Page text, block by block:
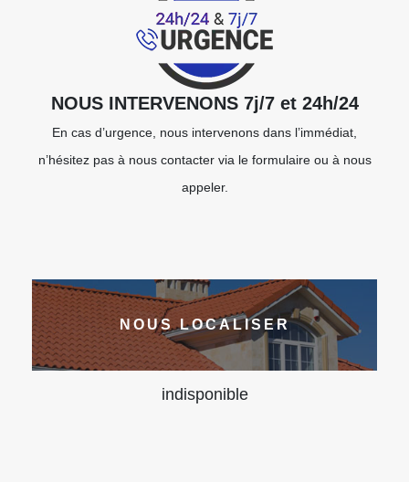
NOUS INTERVENONS 7j/7 et 24h/24
En cas d’urgence, nous intervenons dans l’immédiat,
n’hésitez pas à nous contacter via le formulaire ou à nous
appeler.
NOUS LOCALISER
indisponible